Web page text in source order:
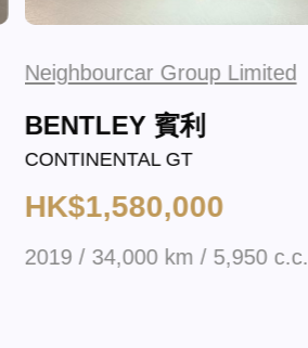
Neighbourcar Group Limited
BENTLEY 賓利
CONTINENTAL GT
HK$1,580,000
2019 / 34,000 km / 5,950 c.c.